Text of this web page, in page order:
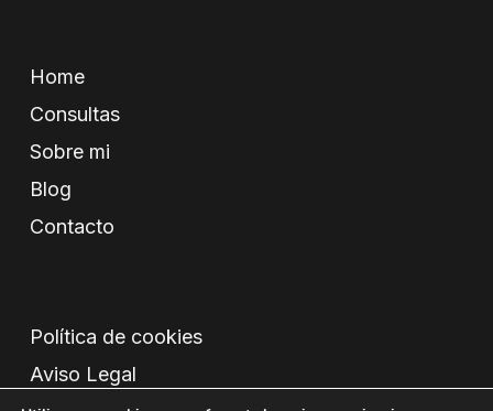
Home
Consultas
Sobre mi
Blog
Contacto
Política de cookies
Aviso Legal